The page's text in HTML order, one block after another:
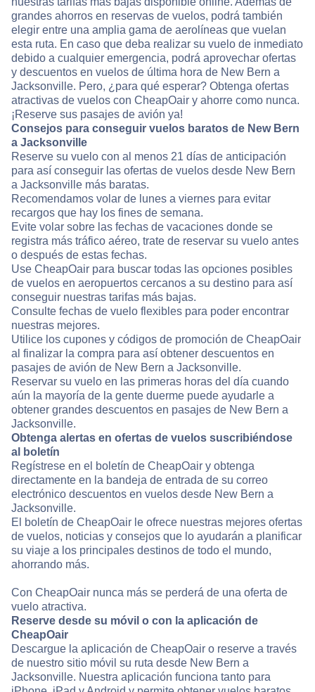
grandes ahorros en reservas de vuelos, podrá también
elegir entre una amplia gama de aerolíneas que vuelan
esta ruta. En caso que deba realizar su vuelo de inmediato
debido a cualquier emergencia, podrá aprovechar ofertas
y descuentos en vuelos de última hora de New Bern a
Jacksonville. Pero, ¿para qué esperar? Obtenga ofertas
atractivas de vuelos con CheapOair y ahorre como nunca.
¡Reserve sus pasajes de avión ya!
Consejos para conseguir vuelos baratos de New Bern
a Jacksonville
Reserve su vuelo con al menos 21 días de anticipación
para así conseguir las ofertas de vuelos desde New Bern
a Jacksonville más baratas.
Recomendamos volar de lunes a viernes para evitar
recargos que hay los fines de semana.
Evite volar sobre las fechas de vacaciones donde se
registra más tráfico aéreo, trate de reservar su vuelo antes
o después de estas fechas.
Use CheapOair para buscar todas las opciones posibles
de vuelos en aeropuertos cercanos a su destino para así
conseguir nuestras tarifas más bajas.
Consulte fechas de vuelo flexibles para poder encontrar
nuestras mejores.
Utilice los cupones y códigos de promoción de CheapOair
al finalizar la compra para así obtener descuentos en
pasajes de avión de New Bern a Jacksonville.
Reservar su vuelo en las primeras horas del día cuando
aún la mayoría de la gente duerme puede ayudarle a
obtener grandes descuentos en pasajes de New Bern a
Jacksonville.
Obtenga alertas en ofertas de vuelos suscribiéndose
al boletín
Regístrese en el boletín de CheapOair y obtenga
directamente en la bandeja de entrada de su correo
electrónico descuentos en vuelos desde New Bern a
Jacksonville.
El boletín de CheapOair le ofrece nuestras mejores ofertas
de vuelos, noticias y consejos que lo ayudarán a planificar
su viaje a los principales destinos de todo el mundo,
ahorrando más.
Con CheapOair nunca más se perderá de una oferta de
vuelo atractiva.
Reserve desde su móvil o con la aplicación de
CheapOair
Descargue la aplicación de CheapOair o reserve a través
de nuestro sitio móvil su ruta desde New Bern a
Jacksonville. Nuestra aplicación funciona tanto para